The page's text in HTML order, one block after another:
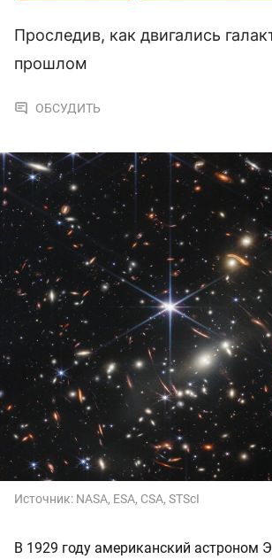
Проследив, как двигались
прошлом
ОБСУДИТЬ
Источник: NASA, ESA, CSA, STScI
В 1929 году американский астроном